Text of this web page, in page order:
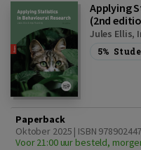
Applying
(2nd
Jules Ellis,
5%
Paperback
Oktober 2025 | ISBN
Voor 21:00 uur besteld,